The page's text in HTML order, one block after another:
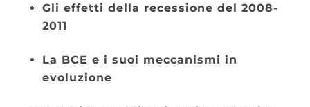
Gli effetti della recessione del 2008-
2011
La BCE e i suoi meccanismi in
evoluzione